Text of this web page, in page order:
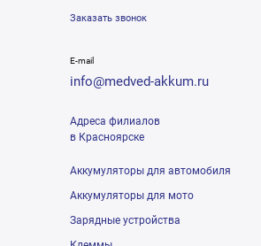
Заказать звонок
E-mail
info@medved-akkum.ru
Адреса филиалов
в Красноярске
Аккумуляторы для автомобиля
Аккумуляторы для мото
Зарядные устройства